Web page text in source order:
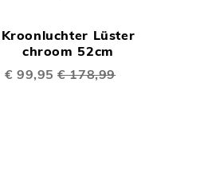
Kroonluchter Lüster
chroom 52cm
Speciale
€ 99,95 € 178,99
In
Winkelwagen
TE
VERGELIJKEN